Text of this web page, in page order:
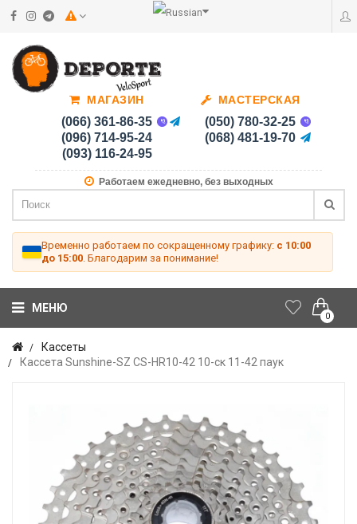
МАГАЗИН
(066) 361-86-35
(096) 714-95-24
(093) 116-24-95
МАСТЕРСКАЯ
(050) 780-32-25
(068) 481-19-70
Работаем ежедневно, без выходных
Временно работаем по сокращенному графику: с 10:00
до 15:00 . Благодарим за понимание!
0
МЕНЮ
Кассеты
Кассета Sunshine-SZ CS-HR10-42 10-ск 11-42 паук